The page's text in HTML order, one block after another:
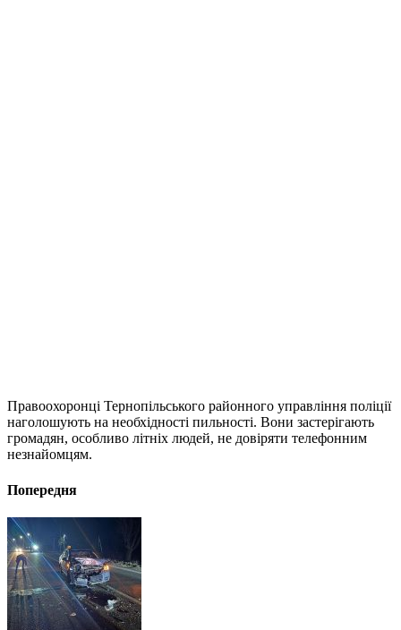
Правоохоронці Тернопільського районного управління поліції
наголошують на необхідності пильності. Вони застерігають
громадян, особливо літніх людей, не довіряти телефонним
незнайомцям.
Попередня